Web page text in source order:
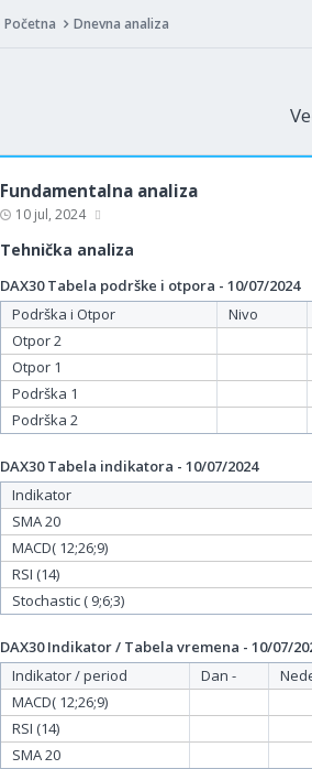
Početna Dnevna analiza
Fundamentalna analiza
10 jul, 2024
Tehnička analiza
DAX30 Tabela podrške i otpora - 10/07/2024
Podrška i Otpor
Nivo
Otpor 2
Otpor 1
Podrška 1
Podrška 2
DAX30 Tabela indikatora - 10/07/2024
Indikator
SMA 20
MACD( 12;26;9)
RSI (14)
Stochastic ( 9;6;3)
DAX30 Indikator / Tabela vremena - 10/07/
Indikator / period
Dan -
MACD( 12;26;9)
RSI (14)
SMA 20